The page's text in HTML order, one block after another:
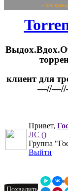
~ Кто
Привет,
ЛС ()
Группа
Выйти